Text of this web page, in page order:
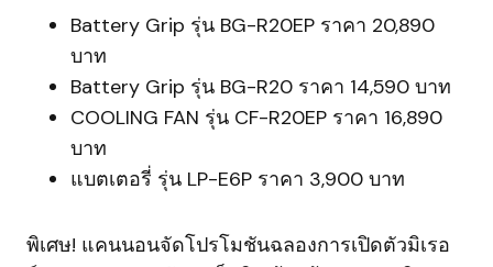
Battery Grip รุ่น BG-R20EP ราคา 20,890
บาท
Battery Grip รุ่น BG-R20 ราคา 14,590 บาท
COOLING FAN รุ่น CF-R20EP ราคา 16,890
บาท
แบตเตอรี่ รุ่น LP-E6P ราคา 3,900 บาท
พิเศษ! แคนนอนจัดโปรโมชันฉลองการเปิดตัวมิเรอ